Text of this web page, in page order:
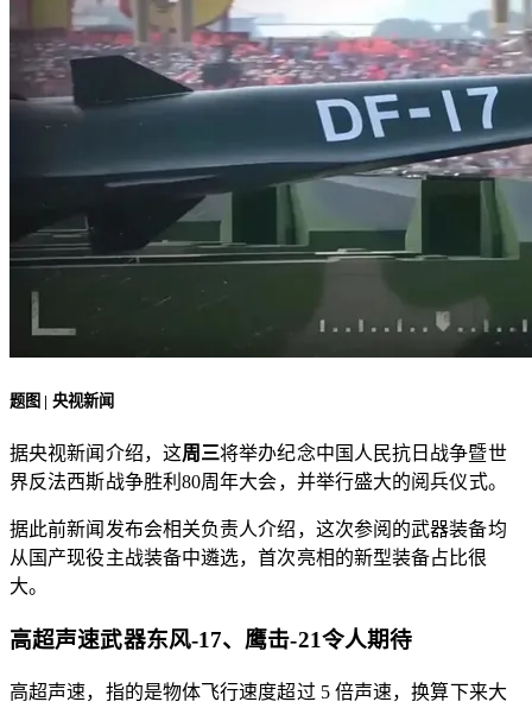
题图 | 央视新闻
据央视新闻介绍，这周三将举办纪念中国人民抗日战争暨世
界反法西斯战争胜利80周年大会，并举行盛大的阅兵仪式。
据此前新闻发布会相关负责人介绍，这次参阅的武器装备均
从国产现役主战装备中遴选，首次亮相的新型装备占比很
大。
高超声速武器东风-17、鹰击-21令人期待
高超声速，指的是物体飞行速度超过 5 倍声速，换算下来大